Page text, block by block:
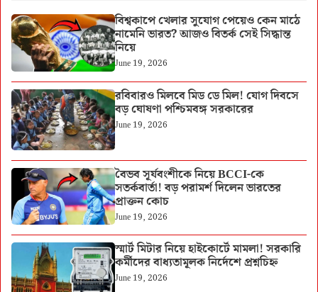
বিশ্বকাপে খেলার সুযোগ পেয়েও কেন মাঠে
নামেনি ভারত? আজও বিতর্ক সেই সিদ্ধান্ত
নিয়ে
June 19, 2026
রবিবারও মিলবে মিড ডে মিল! যোগ দিবসে
বড় ঘোষণা পশ্চিমবঙ্গ সরকারের
June 19, 2026
বৈভব সূর্যবংশীকে নিয়ে BCCI-কে
সতর্কবার্তা! বড় পরামর্শ দিলেন ভারতের
প্রাক্তন কোচ
June 19, 2026
স্মার্ট মিটার নিয়ে হাইকোর্টে মামলা! সরকারি
কর্মীদের বাধ্যতামূলক নির্দেশে প্রশ্নচিহ্ন
June 19, 2026